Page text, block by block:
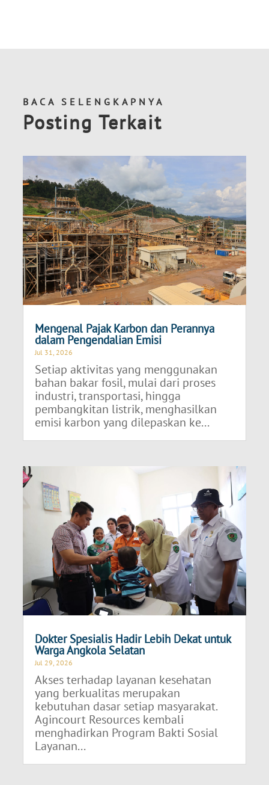
BACA SELENGKAPNYA
Posting Terkait
Mengenal Pajak Karbon dan Perannya
dalam Pengendalian Emisi
Jul 31, 2026
Setiap aktivitas yang menggunakan
bahan bakar fosil, mulai dari proses
industri, transportasi, hingga
pembangkitan listrik, menghasilkan
emisi karbon yang dilepaskan ke...
Dokter Spesialis Hadir Lebih Dekat untuk
Warga Angkola Selatan
Jul 29, 2026
Akses terhadap layanan kesehatan
yang berkualitas merupakan
kebutuhan dasar setiap masyarakat.
Agincourt Resources kembali
menghadirkan Program Bakti Sosial
Layanan...